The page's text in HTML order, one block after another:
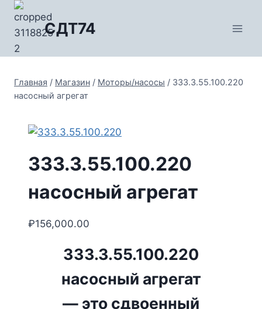
Перейти
содержимому
СДТ74
Главная / Магазин / Моторы/насосы / 333.3.55.100.220
насосный агрегат
333.3.55.100.220
насосный агрегат
₽156,000.00
333.3.55.100.220
насосный агрегат
— это сдвоенный